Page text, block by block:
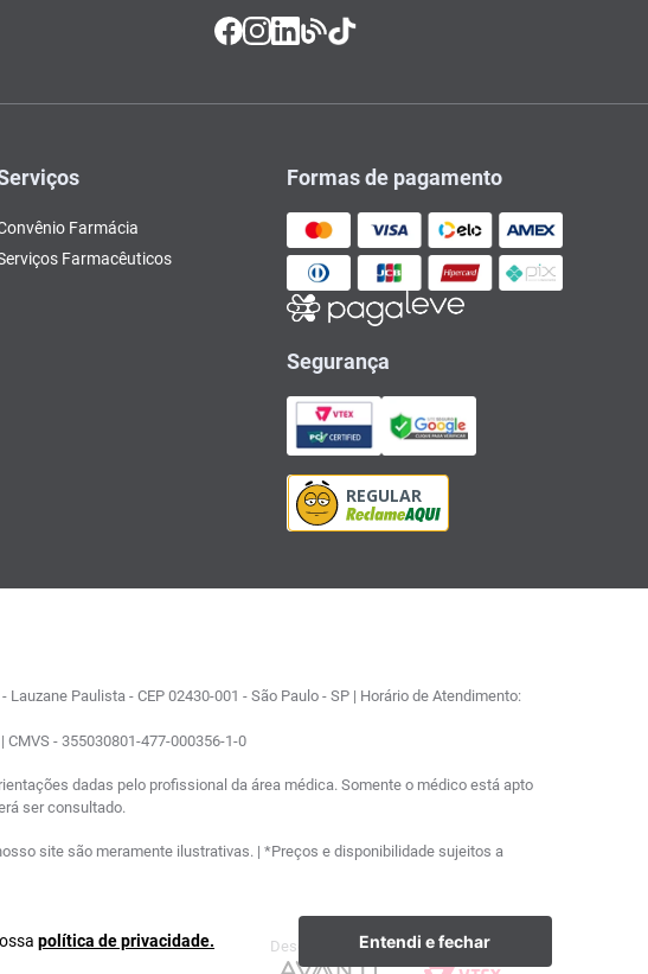
política de privacidade. Entendi e fechar
Farmácia
Farmacêuticos
Formas de pagamento
Segurança
Paulista - CEP 02430-001 - São Paulo - SP | Horário de Atendimento:
- 355030801-477-000356-1-0
dadas pelo profissional da área médica. Somente o médico está apto
ser consultado.
site são meramente ilustrativas. | *Preços e disponibilidade sujeitos a
Desenvolvimento Plataforma